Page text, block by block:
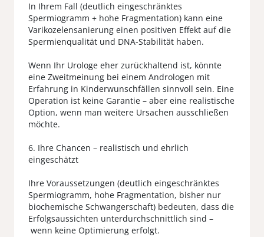
In Ihrem Fall (deutlich eingeschränktes
Spermiogramm + hohe Fragmentation) kann eine
Varikozelensanierung einen positiven Effekt auf die
Spermienqualität und DNA-Stabilität haben.
Wenn Ihr Urologe eher zurückhaltend ist, könnte
eine Zweitmeinung bei einem Andrologen mit
Erfahrung in Kinderwunschfällen sinnvoll sein. Eine
Operation ist keine Garantie – aber eine realistische
Option, wenn man weitere Ursachen ausschließen
möchte.
6. Ihre Chancen – realistisch und ehrlich
eingeschätzt
Ihre Voraussetzungen (deutlich eingeschränktes
Spermiogramm, hohe Fragmentation, bisher nur
biochemische Schwangerschaft) bedeuten, dass die
Erfolgsaussichten unterdurchschnittlich sind –
wenn keine Optimierung erfolgt.